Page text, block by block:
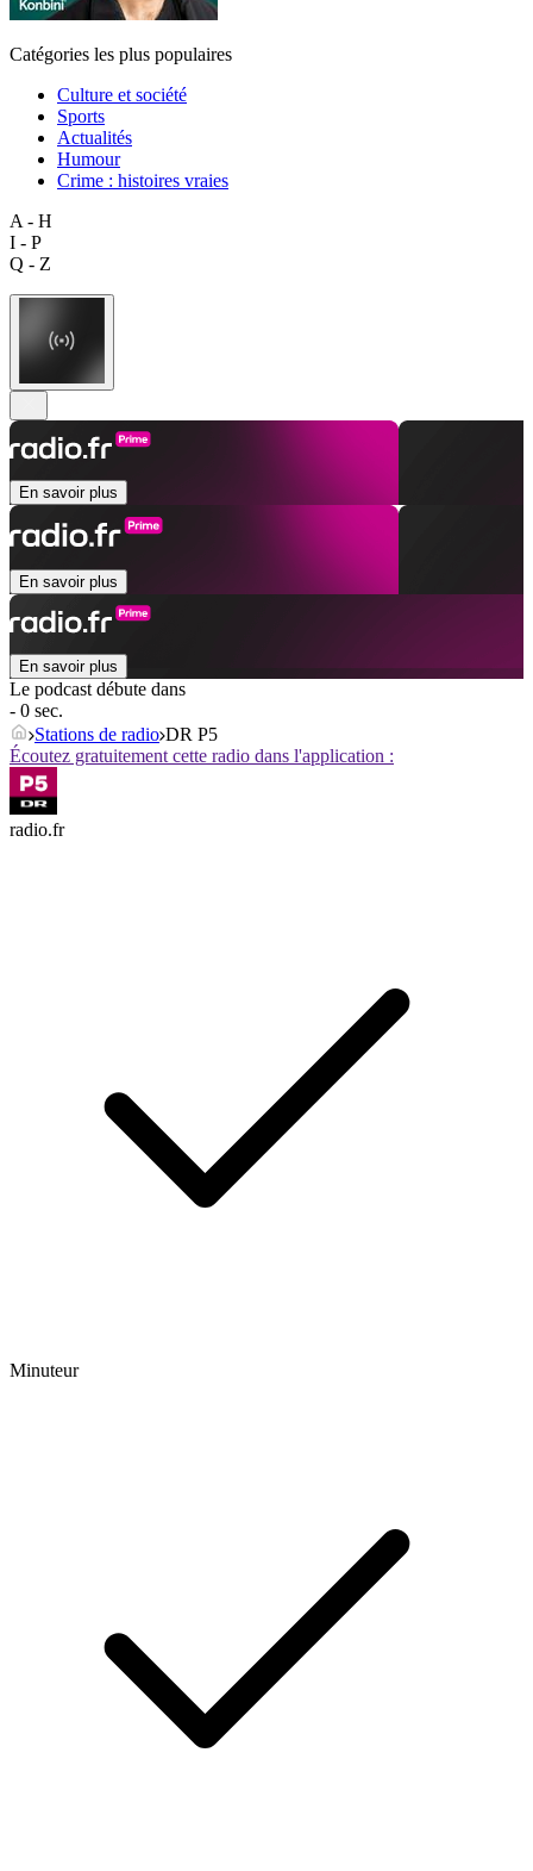
Catégories les plus populaires
Culture et société
Sports
Actualités
Humour
Crime : histoires vraies
A - H
I - P
Q - Z
En savoir plus
En savoir plus
En savoir plus
Le podcast débute dans
- 0 sec.
Stations de radio DR P5
Écoutez gratuitement cette radio dans l'application :
radio.fr
Minuteur